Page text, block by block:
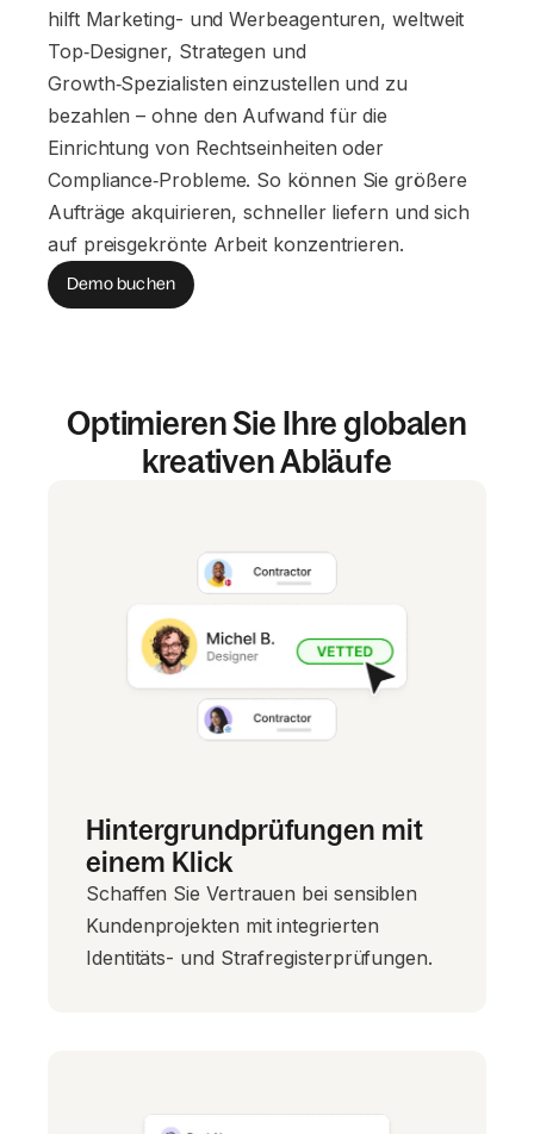
hilft Marketing- und Werbeagenturen, weltweit
Top‑Designer, Strategen und
Growth‑Spezialisten einzustellen und zu
bezahlen – ohne den Aufwand für die
Einrichtung von Rechtseinheiten oder
Compliance‑Probleme. So können Sie größere
Aufträge akquirieren, schneller liefern und sich
auf preisgekrönte Arbeit konzentrieren.
Demo buchen
Optimieren Sie Ihre globalen
kreativen Abläufe
Hintergrundprüfungen mit
einem Klick
Schaffen Sie Vertrauen bei sensiblen
Kundenprojekten mit integrierten
Identitäts- und Strafregisterprüfungen.